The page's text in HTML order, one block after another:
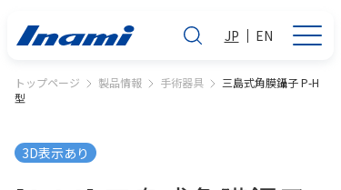
JP EN
トップページ 製品情報 手術器具
三島式角膜鑷子 P-H
型
3D表示あり